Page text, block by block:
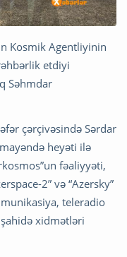
Kosmik Agentliyinin
etdiyi
Səhmdar
çərçivəsində Sərdar
heyəti ilə
fəaliyyəti,
2” və “Azersky”
teleradio
xidmətləri